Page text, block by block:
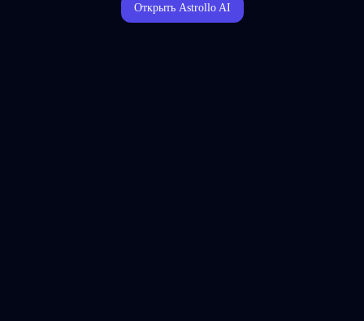
Открыть Astrollo AI